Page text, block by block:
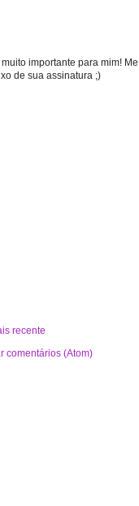
importante para mim!
de sua assinatura ;)
recente
comentários (Atom)